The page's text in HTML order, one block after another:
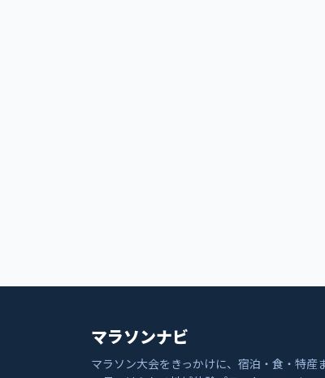
マラソンナビ
マラソン大会をきっかけに、宿泊・食・特産